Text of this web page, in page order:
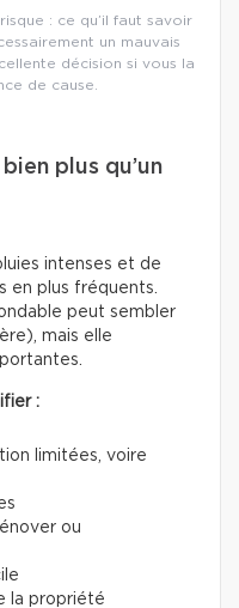
: ce qu’il faut savoir
un mauvais
décision si vous la
de cause.
plus qu’un
intenses et de
en plus fréquents.
peut sembler
mais elle
:
limitées, voire
ou
la propriété